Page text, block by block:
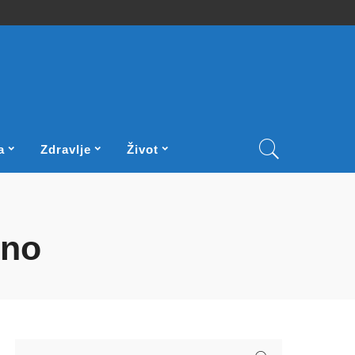
Zdravlje Život